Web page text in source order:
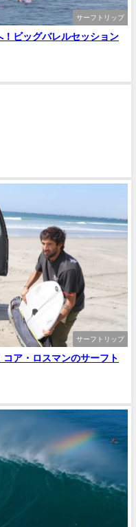
サーフトリップ
ビッグバレルセッション
サーフトリップ
ア・ロスマンのサーフト